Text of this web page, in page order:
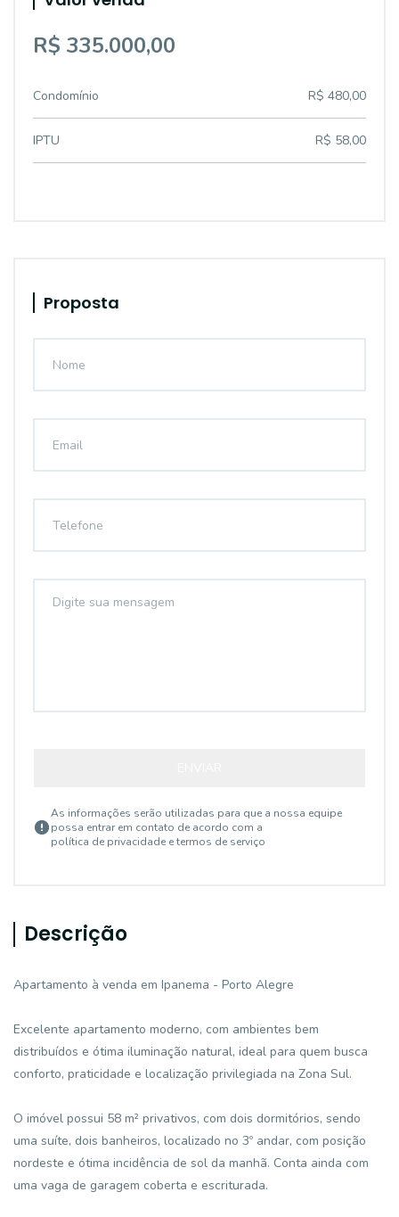
R$ 335.000,00
Condomínio R$ 480,00
IPTU R$ 58,00
Proposta
As informações serão utilizadas para que a nossa equipe
possa entrar em contato de acordo com a
política de privacidade e termos de serviço
Descrição
Apartamento à venda em Ipanema - Porto Alegre
Excelente apartamento moderno, com ambientes bem
distribuídos e ótima iluminação natural, ideal para quem busca
conforto, praticidade e localização privilegiada na Zona Sul.
O imóvel possui 58 m² privativos, com dois dormitórios, sendo
uma suíte, dois banheiros, localizado no 3º andar, com posição
nordeste e ótima incidência de sol da manhã. Conta ainda com
uma vaga de garagem coberta e escriturada.